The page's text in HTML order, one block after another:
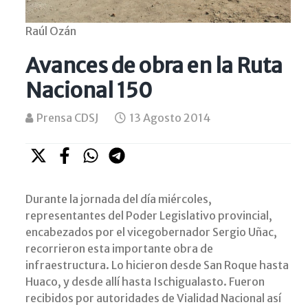
Raúl Ozán
Avances de obra en la Ruta
Nacional 150
Prensa CDSJ 13 Agosto 2014
Durante la jornada del día miércoles,
representantes del Poder Legislativo provincial,
encabezados por el vicegobernador Sergio Uñac,
recorrieron esta importante obra de
infraestructura. Lo hicieron desde San Roque hasta
Huaco, y desde allí hasta Ischigualasto. Fueron
recibidos por autoridades de Vialidad Nacional así